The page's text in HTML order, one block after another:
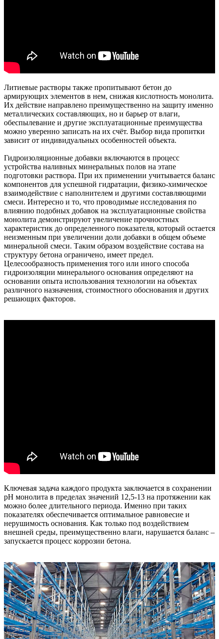
Литиевые растворы также пропитывают бетон до
армирующих элементов в нем, снижая кислотность монолита.
Их действие направлено преимущественно на защиту именно
металлических составляющих, но и барьер от влаги,
обеспылевание и другие эксплуатационные преимущества
можно уверенно записать на их счёт. Выбор вида пропитки
зависит от индивидуальных особенностей объекта.
Гидроизоляционные добавки включаются в процесс
устройства наливных минеральных полов на этапе
подготовки раствора. При их применении учитывается баланс
компонентов для успешной гидратации, физико-химическое
взаимодействие с наполнителем и другими составляющими
смеси. Интересно и то, что проводимые исследования по
влиянию подобных добавок на эксплуатационные свойства
монолита демонстрируют увеличение прочностных
характеристик до определенного показателя, который остается
неизменным при увеличении доли добавки в общем объеме
минеральной смеси. Таким образом воздействие состава на
структуру бетона ограничено, имеет предел.
Целесообразность применения того или иного способа
гидроизоляции минерального основания определяют на
основании опыта использования технологии на объектах
различного назначения, стоимостного обоснования и других
решающих факторов.
Ключевая задача каждого продукта заключается в сохранении
pH монолита в пределах значений 12,5-13 на протяжении как
можно более длительного периода. Именно при таких
показателях обеспечивается оптимальное равновесие и
нерушимость основания. Как только под воздействием
внешней среды, преимущественно влаги, нарушается баланс –
запускается процесс коррозии бетона.